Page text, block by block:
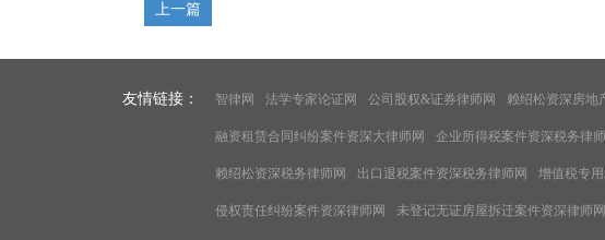
上一篇
友情链接： 智律网 法学专家论证网 公司股权&证券律师网 赖绍松资深房地
融资租赁合同纠纷案件资深大律师网 企业所得税案件资深税务律
赖绍松资深税务律师网 出口退税案件资深税务律师网 增值税专
侵权责任纠纷案件资深律师网 未登记无证房屋拆迁案件资深律师网